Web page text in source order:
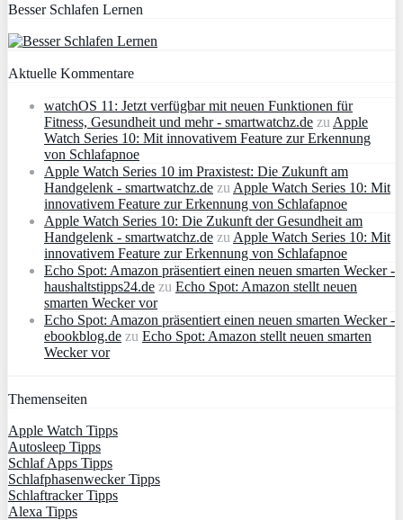
Besser Schlafen Lernen
Aktuelle Kommentare
watchOS 11: Jetzt verfügbar mit neuen Funktionen für
Fitness, Gesundheit und mehr - smartwatchz.de zu Apple
Watch Series 10: Mit innovativem Feature zur Erkennung
von Schlafapnoe
Apple Watch Series 10 im Praxistest: Die Zukunft am
Handgelenk - smartwatchz.de zu Apple Watch Series 10: Mit
innovativem Feature zur Erkennung von Schlafapnoe
Apple Watch Series 10: Die Zukunft der Gesundheit am
Handgelenk - smartwatchz.de zu Apple Watch Series 10: Mit
innovativem Feature zur Erkennung von Schlafapnoe
Echo Spot: Amazon präsentiert einen neuen smarten Wecker -
haushaltstipps24.de zu Echo Spot: Amazon stellt neuen
smarten Wecker vor
Echo Spot: Amazon präsentiert einen neuen smarten Wecker -
ebookblog.de zu Echo Spot: Amazon stellt neuen smarten
Wecker vor
Themenseiten
Apple Watch Tipps
Autosleep Tipps
Schlaf Apps Tipps
Schlafphasenwecker Tipps
Schlaftracker Tipps
Alexa Tipps